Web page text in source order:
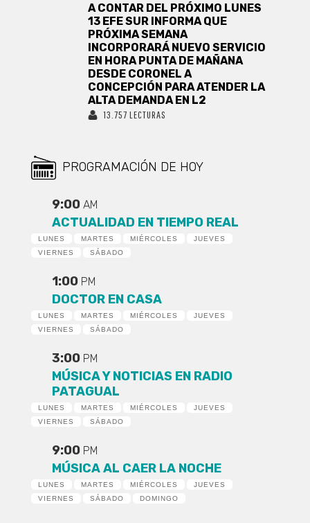
A CONTAR DEL PRÓXIMO LUNES
13 EFE SUR INFORMA QUE
PRÓXIMA SEMANA
INCORPORARÁ NUEVO SERVICIO
EN HORA PUNTA DE MAÑANA
DESDE CORONEL A
CONCEPCIÓN PARA ATENDER LA
ALTA DEMANDA EN L2
13.757 LECTURAS
PROGRAMACIÓN DE HOY
9:00 AM
ACTUALIDAD EN TIEMPO REAL
LUNES MARTES MIÉRCOLES
JUEVES
VIERNES
SÁBADO
1:00 PM
DOCTOR EN CASA
LUNES MARTES MIÉRCOLES
JUEVES
VIERNES
SÁBADO
3:00 PM
MÚSICA Y NOTICIAS EN RADIO
PATAGUAL
LUNES MARTES MIÉRCOLES
JUEVES
VIERNES
SÁBADO
9:00 PM
MÚSICA AL CAER LA NOCHE
LUNES MARTES MIÉRCOLES
JUEVES
VIERNES
SÁBADO DOMINGO